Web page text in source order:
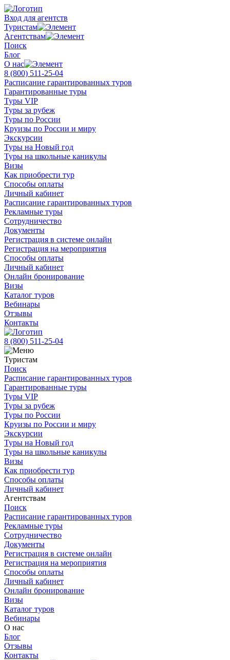
Вход для агентств
Туристам
Агентствам
Поиск
Блог
О нас
8 (800) 511-25-04
Расписание гарантированных туров
Гарантированные туры
Туры VIP
Туры за рубеж
Туры по России
Круизы по России и миру
Экскурсии
Туры на Новый год
Туры на школьные каникулы
Визы
Как приобрести тур
Способы оплаты
Личный кабинет
Расписание гарантированных туров
Рекламные туры
Сотрудничество
Документы
Регистрация в системе онлайн
Регистрация на мероприятия
Способы оплаты
Личный кабинет
Онлайн бронирование
Визы
Каталог туров
Вебинары
Отзывы
Контакты
8 (800) 511-25-04
Туристам
Поиск
Расписание гарантированных туров
Гарантированные туры
Туры VIP
Туры за рубеж
Туры по России
Круизы по России и миру
Экскурсии
Туры на Новый год
Туры на школьные каникулы
Визы
Как приобрести тур
Способы оплаты
Личный кабинет
Агентствам
Поиск
Расписание гарантированных туров
Рекламные туры
Сотрудничество
Документы
Регистрация в системе онлайн
Регистрация на мероприятия
Способы оплаты
Личный кабинет
Онлайн бронирование
Визы
Каталог туров
Вебинары
О нас
Блог
Отзывы
Контакты